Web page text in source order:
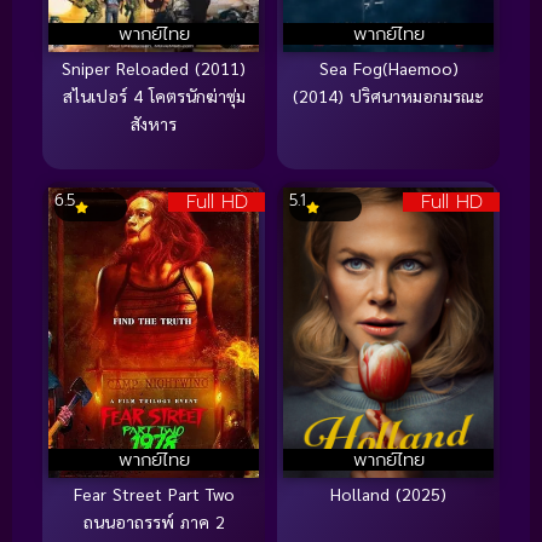
พากย์ไทย
Sniper Reloaded (2011)
สไนเปอร์ 4 โคตรนักฆ่าซุ่ม
สังหาร
พากย์ไทย
Sea Fog(Haemoo)
(2014) ปริศนาหมอกมรณะ
Full HD
พากย์ไทย
6.5
Fear Street Part Two
ถนนอาถรรพ์ ภาค 2
Full HD
พากย์ไทย
5.1
Holland (2025)